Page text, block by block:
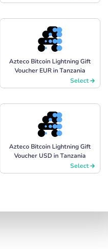
Azteco Bitcoin Lightning Gift
Voucher EUR in Tanzania
Select
Azteco Bitcoin Lightning Gift
Voucher USD in Tanzania
Select